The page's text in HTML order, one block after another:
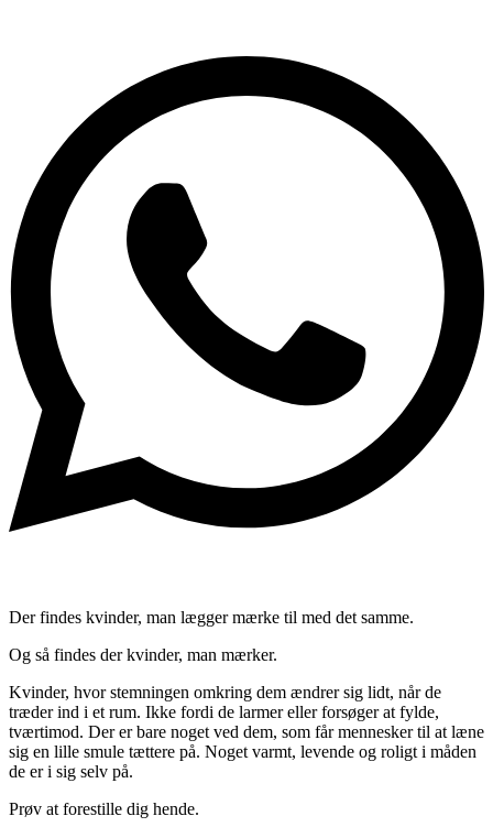
Der findes kvinder, man lægger mærke til med det samme.
Og så findes der kvinder, man mærker.
Kvinder, hvor stemningen omkring dem ændrer sig lidt, når de
træder ind i et rum. Ikke fordi de larmer eller forsøger at fylde,
tværtimod. Der er bare noget ved dem, som får mennesker til at læne
sig en lille smule tættere på. Noget varmt, levende og roligt i måden
de er i sig selv på.
Prøv at forestille dig hende.